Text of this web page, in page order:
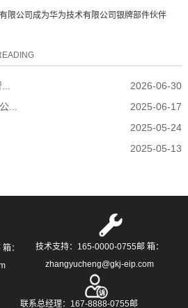
限公司成为华为技术有限公司银牌部件伙伴
2026-06-30
...
2025-06-17
2025-05-24
2025-05-13
：
技术支持：165-0000-0755邮 箱：
zhangyucheng@gkj-eip.com
联系总经理：167-8888-0755邮